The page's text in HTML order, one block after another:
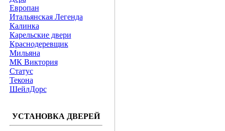
Европан
Итальянская Легенда
Калинка
Карельские двери
Краснодеревщик
Мильяна
МК Виктория
Статус
Текона
ШейлДорс
УСТАНОВКА ДВЕРЕЙ